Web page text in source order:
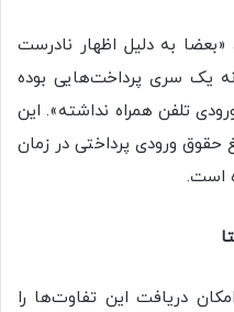
به دلیل اظهار نادرست
یک سری پرداخت‌هایی بوده
تلفن همراه نداشته». این
ورودی پرداختی در زمان
است.
دریافت این تفاوت‌ها را